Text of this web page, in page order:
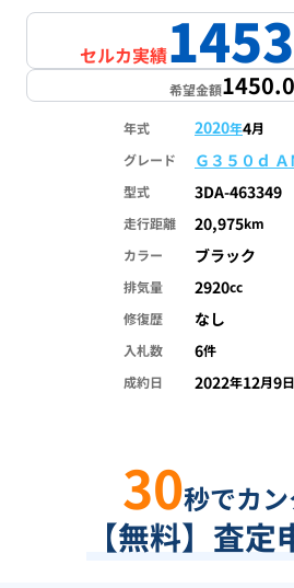
セルカ実績
希望金額1450.0
年式 2020年4月
グレード
Ｇ３５０ｄ
型式 3DA-463349
走行距離 20,975km
カラー
ブラック
排気量 2920cc
修復歴
なし
入札数 6件
成約日
2022年12月9日
30秒でカン
【無料】査